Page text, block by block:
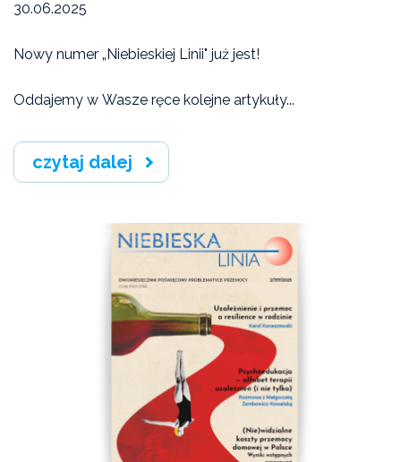
30.06.2025
Nowy numer „Niebieskiej Linii" już jest!
Oddajemy w Wasze ręce kolejne artykuły...
czytaj dalej